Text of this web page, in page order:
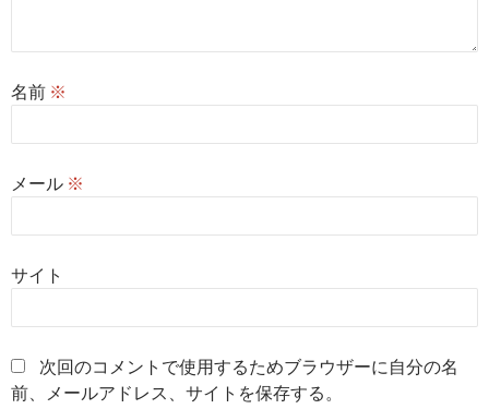
名前 ※
メール ※
サイト
次回のコメントで使用するためブラウザーに自分の名
前、メールアドレス、サイトを保存する。